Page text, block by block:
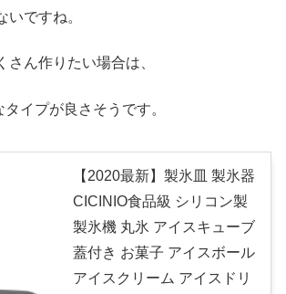
いですね。
さん作りたい場合は、
イプが良さそうです。
【2020最新】製氷皿 製氷器
CICINIO食品級 シリコン製
製氷機 丸氷 アイスキューブ
蓋付き お菓子 アイスボール
アイスクリーム アイスドリ